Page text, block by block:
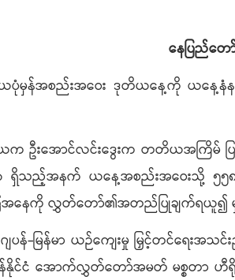
နေပြည်တေ
မှန်အစည်းအဝေး ဒုတိယနေ့ကို ယနေ့
က ဦးအောင်လင်းဒွေးက တတိယအက
ရှိသည့်အနက် ယနေ့အစည်းအဝေးသို့ ၅၅၈
အနေကို လွှတ်တော်၏အတည်ပြုချက်ရယူ
ြန်မာ ယဉ်ကျေးမှု မြှင့်တင်ရေးအသင်
ပန်နိုင်ငံ အောက်လွှတ်တော်အမတ် မစ္စတာ ဟီ